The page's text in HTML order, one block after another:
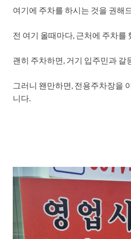
여기에 주차를 하시는 것을 권해
전 여기 올때마다, 근처에 주차를
괜히 주차하면, 거기 입주민과 갈
그러니 왠만하면, 전용주차장을
니다.